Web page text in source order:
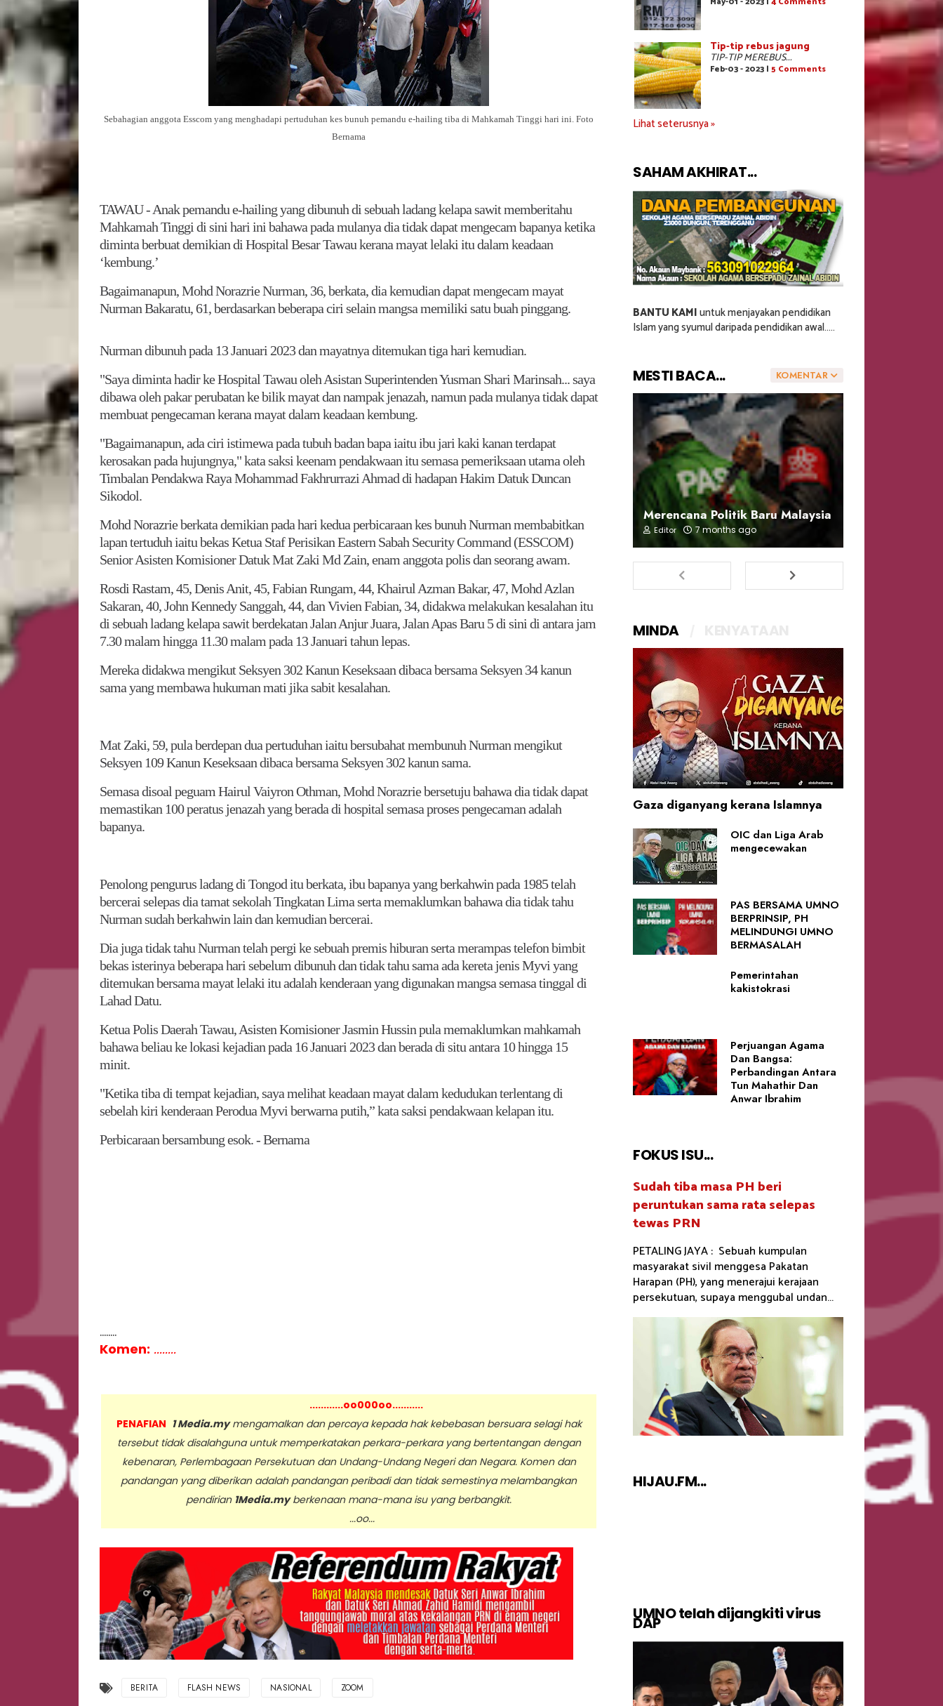
Sebahagian anggota Esscom yang menghadapi pertuduhan kes bunuh pemandu e-hailing tiba di Mahkamah Tinggi hari ini. Foto
Bernama
TAWAU - Anak pemandu e-hailing yang dibunuh di sebuah ladang kelapa sawit memberitahu
Mahkamah Tinggi di sini hari ini bahawa pada mulanya dia tidak dapat mengecam bapanya ketika
diminta berbuat demikian di Hospital Besar Tawau kerana mayat lelaki itu dalam keadaan
‘kembung.’
Bagaimanapun, Mohd Norazrie Nurman, 36, berkata, dia kemudian dapat mengecam mayat
Nurman Bakaratu, 61, berdasarkan beberapa ciri selain mangsa memiliki satu buah pinggang.
Nurman dibunuh pada 13 Januari 2023 dan mayatnya ditemukan tiga hari kemudian.
"Saya diminta hadir ke Hospital Tawau oleh Asistan Superintenden Yusman Shari Marinsah... saya
dibawa oleh pakar perubatan ke bilik mayat dan nampak jenazah, namun pada mulanya tidak dapat
membuat pengecaman kerana mayat dalam keadaan kembung.
"Bagaimanapun, ada ciri istimewa pada tubuh badan bapa iaitu ibu jari kaki kanan terdapat
kerosakan pada hujungnya," kata saksi keenam pendakwaan itu semasa pemeriksaan utama oleh
Timbalan Pendakwa Raya Mohammad Fakhrurrazi Ahmad di hadapan Hakim Datuk Duncan
Sikodol.
Mohd Norazrie berkata demikian pada hari kedua perbicaraan kes bunuh Nurman membabitkan
lapan tertuduh iaitu bekas Ketua Staf Perisikan Eastern Sabah Security Command (ESSCOM)
Senior Asisten Komisioner Datuk Mat Zaki Md Zain, enam anggota polis dan seorang awam.
Rosdi Rastam, 45, Denis Anit, 45, Fabian Rungam, 44, Khairul Azman Bakar, 47, Mohd Azlan
Sakaran, 40, John Kennedy Sanggah, 44, dan Vivien Fabian, 34, didakwa melakukan kesalahan itu
di sebuah ladang kelapa sawit berdekatan Jalan Anjur Juara, Jalan Apas Baru 5 di sini di antara jam
7.30 malam hingga 11.30 malam pada 13 Januari tahun lepas.
Mereka didakwa mengikut Seksyen 302 Kanun Keseksaan dibaca bersama Seksyen 34 kanun
sama yang membawa hukuman mati jika sabit kesalahan.
Mat Zaki, 59, pula berdepan dua pertuduhan iaitu bersubahat membunuh Nurman mengikut
Seksyen 109 Kanun Keseksaan dibaca bersama Seksyen 302 kanun sama.
Semasa disoal peguam Hairul Vaiyron Othman, Mohd Norazrie bersetuju bahawa dia tidak dapat
memastikan 100 peratus jenazah yang berada di hospital semasa proses pengecaman adalah
bapanya.
Penolong pengurus ladang di Tongod itu berkata, ibu bapanya yang berkahwin pada 1985 telah
bercerai selepas dia tamat sekolah Tingkatan Lima serta memaklumkan bahawa dia tidak tahu
Nurman sudah berkahwin lain dan kemudian bercerai.
Dia juga tidak tahu Nurman telah pergi ke sebuah premis hiburan serta merampas telefon bimbit
bekas isterinya beberapa hari sebelum dibunuh dan tidak tahu sama ada kereta jenis Myvi yang
ditemukan bersama mayat lelaki itu adalah kenderaan yang digunakan mangsa semasa tinggal di
Lahad Datu.
Ketua Polis Daerah Tawau, Asisten Komisioner Jasmin Hussin pula memaklumkan mahkamah
bahawa beliau ke lokasi kejadian pada 16 Januari 2023 dan berada di situ antara 10 hingga 15
minit.
"Ketika tiba di tempat kejadian, saya melihat keadaan mayat dalam kedudukan terlentang di
sebelah kiri kenderaan Perodua Myvi berwarna putih,” kata saksi pendakwaan kelapan itu.
Perbicaraan bersambung esok. - Bernama
........
Komen: ........
............oo000oo...........
PENAFIAN 1 Media.mymengamalkan dan percaya kepada hak kebebasan bersuara selagi hak
tersebut tidak disalahguna untuk memperkatakan perkara-perkara yang bertentangan dengan
kebenaran, Perlembagaan Persekutuan dan Undang-Undang Negeri dan Negara. Komen dan
pandangan yang diberikan adalah pandangan peribadi dan tidak semestinya melambangkan
pendirian 1Media.myberkenaan mana-mana isu yang berbangkit.
...oo...
BERITA FLASH NEWS NASIONAL ZOOM
Tip-tip rebus jagung
TIP-TIP MEREBUS...
Feb-03 - 2023 | 5 Comments
Lihat seterusnya »
SAHAM AKHIRAT...
BANTU KAMIuntuk menjayakan pendidikan
Islam yang syumul daripada pendidikan awal.....
KOMENTAR
MESTI BACA...
Merencana Politik Baru Malaysia
Editor 7 months ago
MINDA
Gaza diganyang kerana Islamnya
OIC dan Liga Arab
mengecewakan
PAS BERSAMA UMNO
BERPRINSIP, PH
MELINDUNGI UMNO
BERMASALAH
Pemerintahan
kakistokrasi
Perjuangan Agama
Dan Bangsa:
Perbandingan Antara
Tun Mahathir Dan
Anwar Ibrahim
FOKUS ISU...
Sudah tiba masa PH beri
peruntukan sama rata selepas
tewas PRN
PETALING JAYA : Sebuah kumpulan
masyarakat sivil menggesa Pakatan
Harapan (PH), yang menerajui kerajaan
persekutuan, supaya menggubal undan...
HIJAU.FM...
UMNO telah dijangkiti virus
DAP